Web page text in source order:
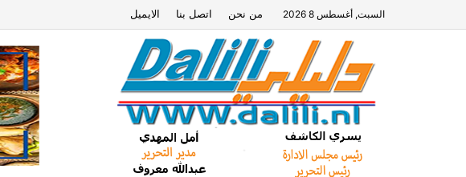
السبت, أغسطس 8 2026 من نحن اتصل بنا الايميل